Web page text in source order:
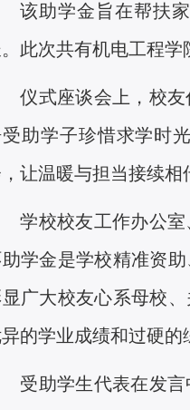
该助学金旨在帮扶
此次共有机电工程
仪式座谈会上，校
助学子珍惜求学时
让温暖与担当接续相
学校校友工作办公
学金是学校精准资
广大校友心系母校
的学业成绩和过硬的
受助学生代表在发